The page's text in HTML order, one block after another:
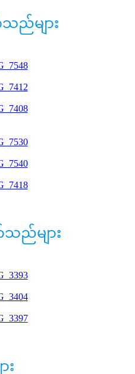
ည်များ
သည်များ
း